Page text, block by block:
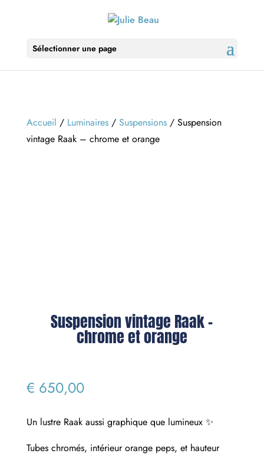
Sélectionner une page
Accueil / Luminaires/ Suspensions/ Suspension
vintage Raak – chrome et orange
Suspension vintage Raak –
chrome et orange
€ 650,00
Un lustre Raak aussi graphique que lumineux ✨
Tubes chromés, intérieur orange peps, et hauteur